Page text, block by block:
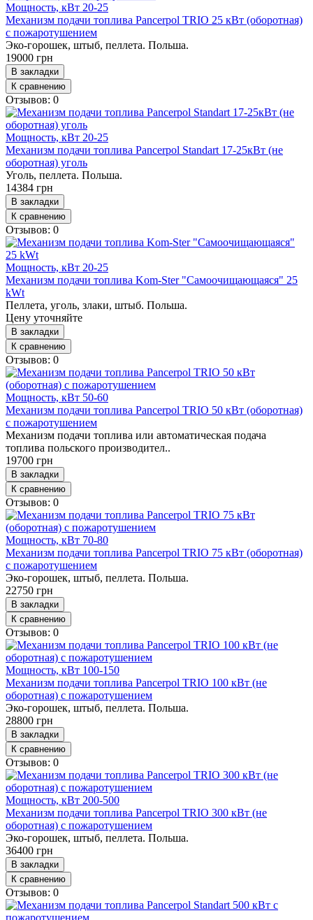
Мощность, кВт 20-25
Механизм подачи топлива Pancerpol TRIO 25 кВт (оборотная)
с пожаротушением
Эко-горошек, штыб, пеллета. Польша.
19000 грн
В закладки
К сравнению
Отзывов: 0
Мощность, кВт 20-25
Механизм подачи топлива Pancerpol Standart 17-25кВт (не
оборотная) уголь
Уголь, пеллета. Польша.
14384 грн
В закладки
К сравнению
Отзывов: 0
Мощность, кВт 20-25
Механизм подачи топлива Kom-Ster "Самоочищающаяся" 25
kWt
Пеллета, уголь, злаки, штыб. Польша.
Цену уточняйте
В закладки
К сравнению
Отзывов: 0
Мощность, кВт 50-60
Механизм подачи топлива Pancerpol TRIO 50 кВт (оборотная)
с пожаротушением
Механизм подачи топлива или автоматическая подача
топлива польского производител..
19700 грн
В закладки
К сравнению
Отзывов: 0
Мощность, кВт 70-80
Механизм подачи топлива Pancerpol TRIO 75 кВт (оборотная)
с пожаротушением
Эко-горошек, штыб, пеллета. Польша.
22750 грн
В закладки
К сравнению
Отзывов: 0
Мощность, кВт 100-150
Механизм подачи топлива Pancerpol TRIO 100 кВт (не
оборотная) с пожаротушением
Эко-горошек, штыб, пеллета. Польша.
28800 грн
В закладки
К сравнению
Отзывов: 0
Мощность, кВт 200-500
Механизм подачи топлива Pancerpol TRIO 300 кВт (не
оборотная) с пожаротушением
Эко-горошек, штыб, пеллета. Польша.
36400 грн
В закладки
К сравнению
Отзывов: 0